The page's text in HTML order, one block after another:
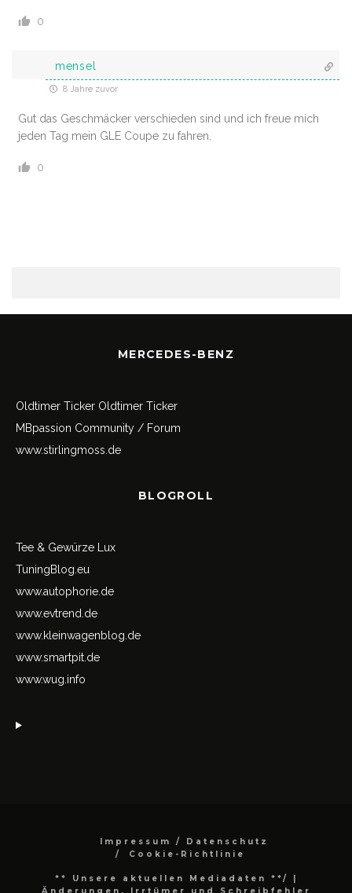
0
mensel
8 Jahre zuvor
Gut das Geschmäcker verschieden sind und ich freue mich
jeden Tag mein GLE Coupe zu fahren.
0
MERCEDES-BENZ
Oldtimer Ticker Oldtimer Ticker
MBpassion Community / Forum
www.stirlingmoss.de
BLOGROLL
Tee & Gewürze Lux
TuningBlog.eu
www.autophorie.de
www.evtrend.de
www.kleinwagenblog.de
www.smartpit.de
www.wug.info
Impressum / Datenschutz
Cookie-Richtlinie
** Unsere aktuellen Mediadaten **/